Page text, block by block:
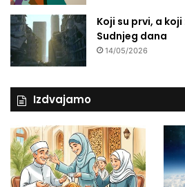
Koji su prvi, a
Sudnjeg dana
14/05/2026
Izdvajamo